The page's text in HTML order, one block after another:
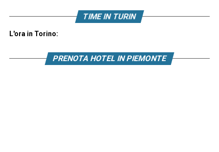
TIME IN TURIN
L'ora in Torino:
PRENOTA HOTEL IN PIEMONTE